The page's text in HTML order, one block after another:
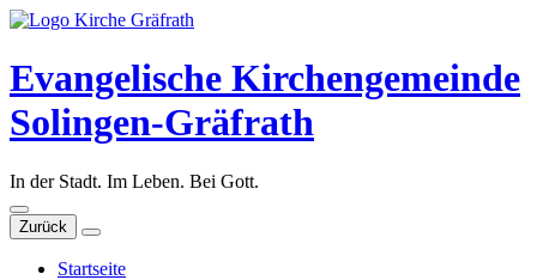
Evangelische Kirchengemeinde
Solingen-Gräfrath
In der Stadt. Im Leben. Bei Gott.
Zurück
Startseite